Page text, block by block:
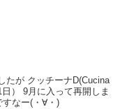
たが クッチーナD(Cucina
） 9月に入って再開しま
すなー(・∀・)